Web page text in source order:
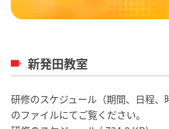
新発田教室
研修のスケジュール（期間、日程、
のファイルにてご覧ください。